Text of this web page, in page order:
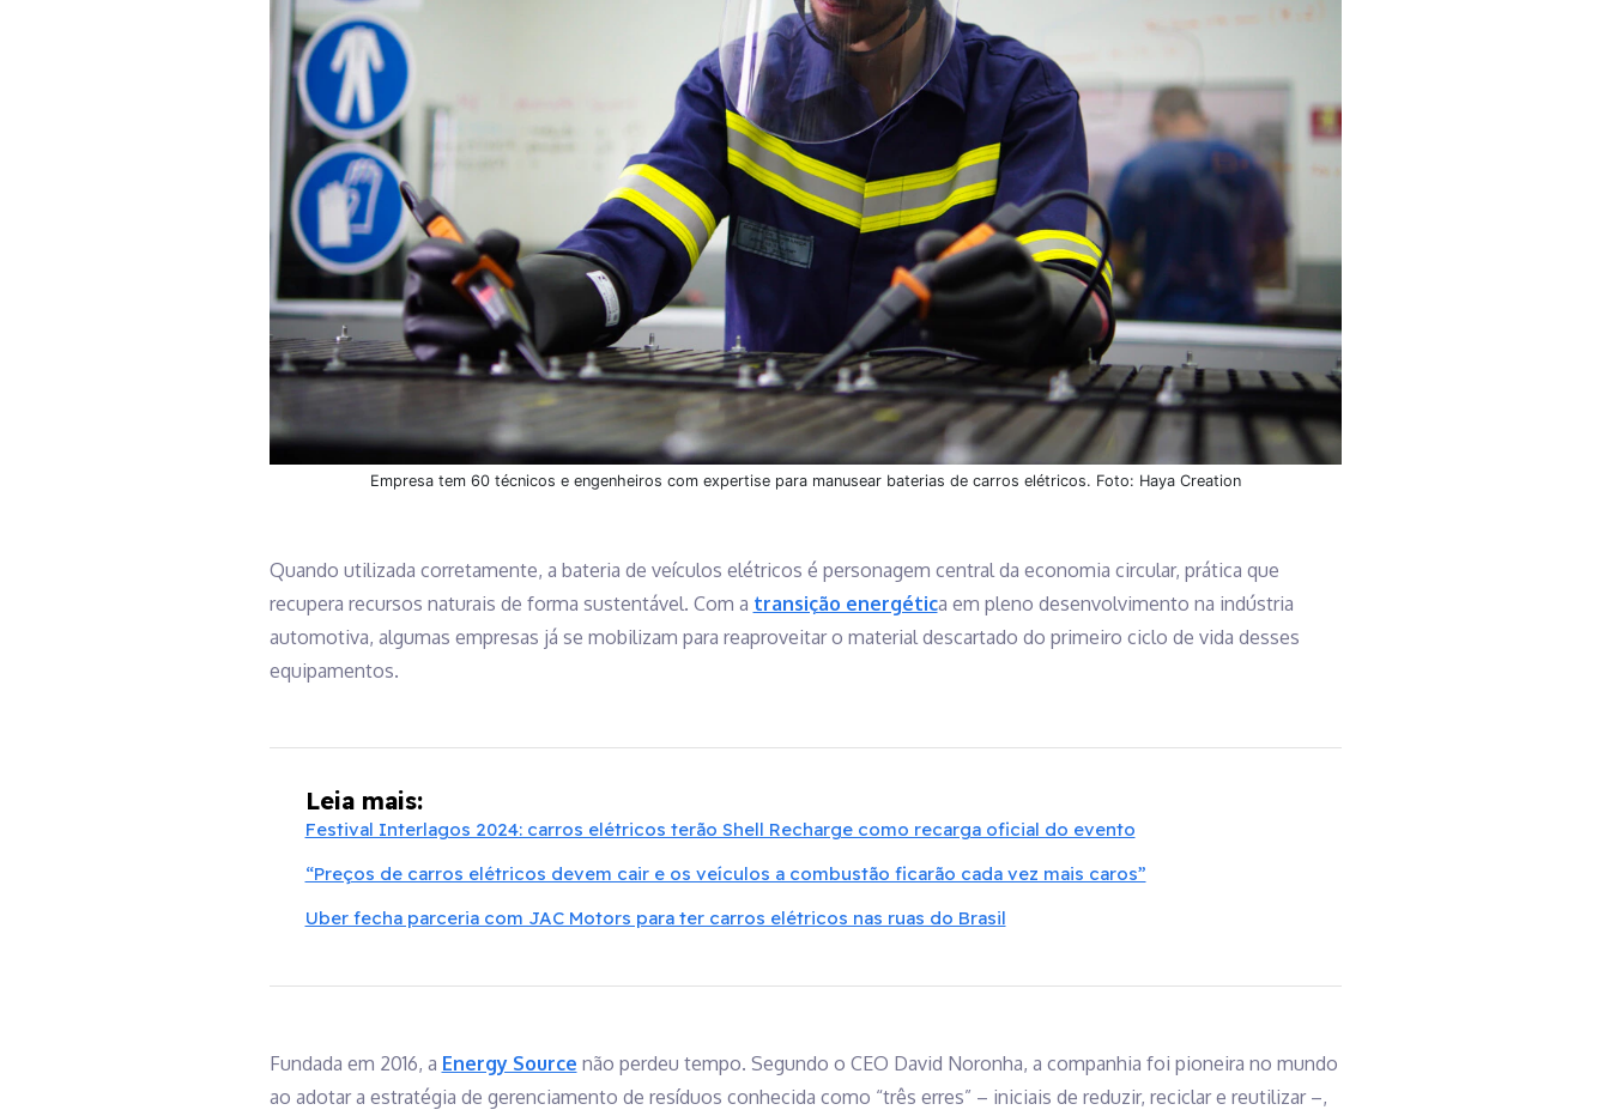
Empresa tem 60 técnicos e engenheiros com expertise para manusear baterias de carros elétricos. Foto: Haya Creation
Quando utilizada corretamente, a bateria de veículos elétricos é personagem central da economia circular, prática que
recupera recursos naturais de forma sustentável. Com a transição energética em pleno desenvolvimento na indústria
automotiva, algumas empresas já se mobilizam para reaproveitar o material descartado do primeiro ciclo de vida desses
equipamentos.
Leia mais:
Festival Interlagos 2024: carros elétricos terão Shell Recharge como recarga oficial do evento
“Preços de carros elétricos devem cair e os veículos a combustão ficarão cada vez mais caros”
Uber fecha parceria com JAC Motors para ter carros elétricos nas ruas do Brasil
Fundada em 2016, a Energy Source não perdeu tempo. Segundo o CEO David Noronha, a companhia foi pioneira no mundo
ao adotar a estratégia de gerenciamento de resíduos conhecida como “três erres” – iniciais de reduzir, reciclar e reutilizar –,